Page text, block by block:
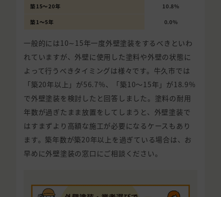
築15〜20年 10.8%
築1〜5年 0.0%
一般的には10∼15年一度外壁塗装をするべきといわ
れていますが、外壁に使用した塗料や外壁の状態に
よって行うべきタイミングは様々です。牛久市では
「築20年以上」が56.7%、「築10〜15年」が18.9%
で外壁塗装を検討したと回答しました。塗料の耐用
年数が過ぎたまま放置をしてしまうと、外壁塗装で
はすまずより高額な施工が必要になるケースもあり
ます。築年数が築20年以上を過ぎている場合は、お
早めに外壁塗装の窓口にご相談ください。